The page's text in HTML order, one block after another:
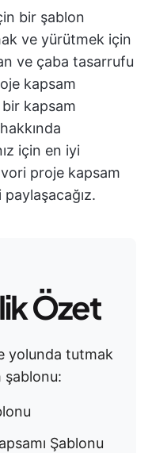
bir şablon
ve yürütmek için
ve çaba tasarrufu
kapsam
kapsam
için en iyi
proje kapsam
paylaşacağız.
Özet
yolunda tutmak
şablonu:
Şablonu